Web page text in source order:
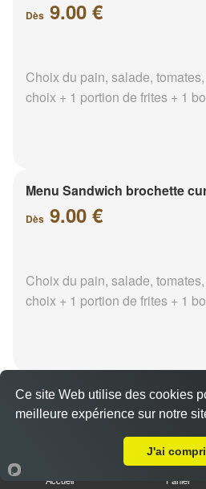
Dès 9.00 €
Choix du pain, salade,
choix + 1 portion de frites + 1
Menu Sandwich brochette
Dès 9.00 €
Choix du pain, salade,
choix + 1 portion de frites + 1
Menu Sandwich brochette
paprika
Choix du pain, salade,
Accueil Panier
Ce site Web utilise des cookies
meilleure expérience sur notre
J'ai